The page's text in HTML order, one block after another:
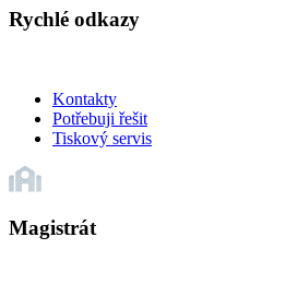
Rychlé odkazy
Kontakty
Potřebuji řešit
Tiskový servis
Magistrát